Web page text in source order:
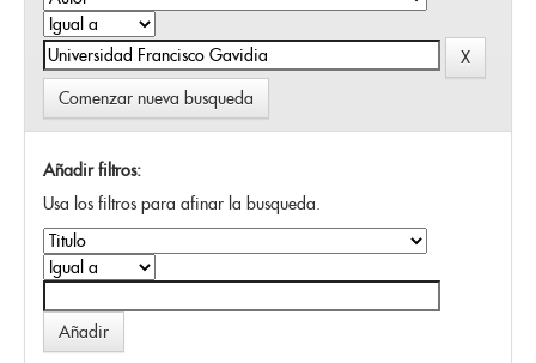
Comenzar nueva busqueda
Añadir filtros:
Usa los filtros para afinar la busqueda.